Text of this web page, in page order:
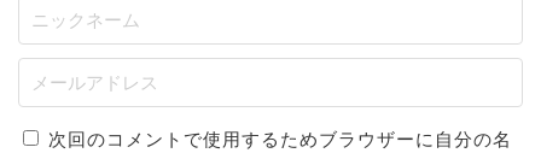
次回のコメントで使用するためブラウザーに自分の名